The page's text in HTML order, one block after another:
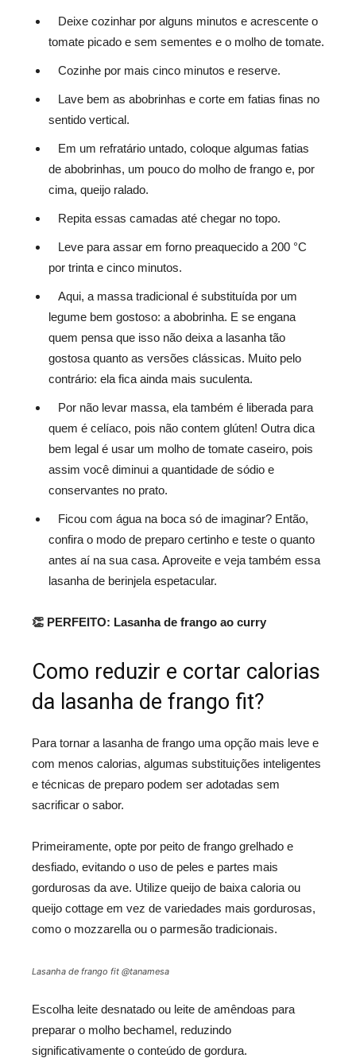
Deixe cozinhar por alguns minutos e acrescente o
tomate picado e sem sementes e o molho de tomate.
Cozinhe por mais cinco minutos e reserve.
Lave bem as abobrinhas e corte em fatias finas no
sentido vertical.
Em um refratário untado, coloque algumas fatias
de abobrinhas, um pouco do molho de frango e, por
cima, queijo ralado.
Repita essas camadas até chegar no topo.
Leve para assar em forno preaquecido a 200 °C
por trinta e cinco minutos.
Aqui, a massa tradicional é substituída por um
legume bem gostoso: a abobrinha. E se engana
quem pensa que isso não deixa a lasanha tão
gostosa quanto as versões clássicas. Muito pelo
contrário: ela fica ainda mais suculenta.
Por não levar massa, ela também é liberada para
quem é celíaco, pois não contem glúten! Outra dica
bem legal é usar um molho de tomate caseiro, pois
assim você diminui a quantidade de sódio e
conservantes no prato.
Ficou com água na boca só de imaginar? Então,
confira o modo de preparo certinho e teste o quanto
antes aí na sua casa. Aproveite e veja também essa
lasanha de berinjela espetacular.
👏 PERFEITO: Lasanha de frango ao curry
Como reduzir e cortar calorias
da lasanha de frango fit?
Para tornar a lasanha de frango uma opção mais leve e
com menos calorias, algumas substituições inteligentes
e técnicas de preparo podem ser adotadas sem
sacrificar o sabor.
Primeiramente, opte por peito de frango grelhado e
desfiado, evitando o uso de peles e partes mais
gordurosas da ave. Utilize queijo de baixa caloria ou
queijo cottage em vez de variedades mais gordurosas,
como o mozzarella ou o parmesão tradicionais.
Lasanha de frango fit @tanamesa
Escolha leite desnatado ou leite de amêndoas para
preparar o molho bechamel, reduzindo
significativamente o conteúdo de gordura.